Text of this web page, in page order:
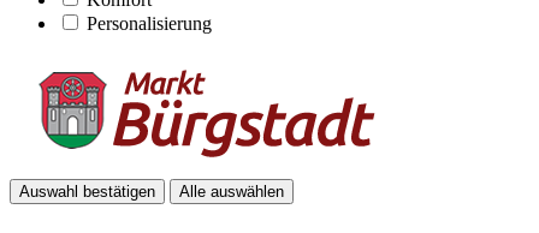
Personalisierung
Auswahl bestätigen Alle auswählen